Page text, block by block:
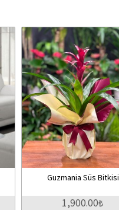
Guzmania Süs Bitkisi
1,900.00₺